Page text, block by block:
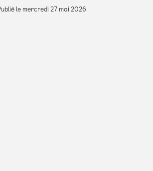
Publié le mercredi 27 mai 2026